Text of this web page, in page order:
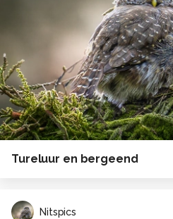
Tureluur en bergeend
Nitspics